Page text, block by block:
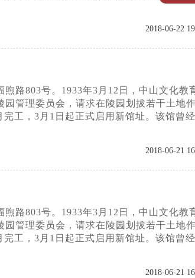
2018-06-22
路803号。1933年3月12日，中山文化教
管理委员会，请求在陵园划拔若干土地
工，3月1日起正式启用新馆址。该馆曾
2018-06-21
路803号。1933年3月12日，中山文化教
管理委员会，请求在陵园划拔若干土地
工，3月1日起正式启用新馆址。该馆曾
2018-06-21